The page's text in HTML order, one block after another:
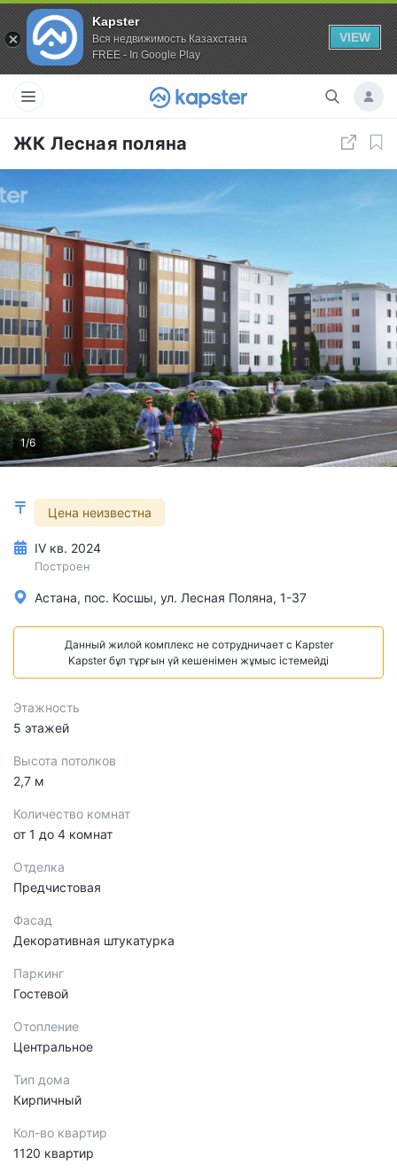
Kapster
Вся недвижимость Казахстана
FREE - In Google Play
VIEW
ЖК Лесная поляна
1/6
Цена неизвестна
IV кв. 2024
Построен
Астана, пос. Косшы, ул. Лесная Поляна, 1-37
Данный жилой комплекс не сотрудничает с Kapster
Kapster бұл тұрғын үй кешенімен жұмыс істемейді
Этажность
5 этажей
Высота потолков
2,7 м
Количество комнат
от 1 до 4 комнат
Отделка
Предчистовая
Фасад
Декоративная штукатурка
Паркинг
Гостевой
Отопление
Центральное
Тип дома
Кирпичный
Кол-во квартир
1120 квартир